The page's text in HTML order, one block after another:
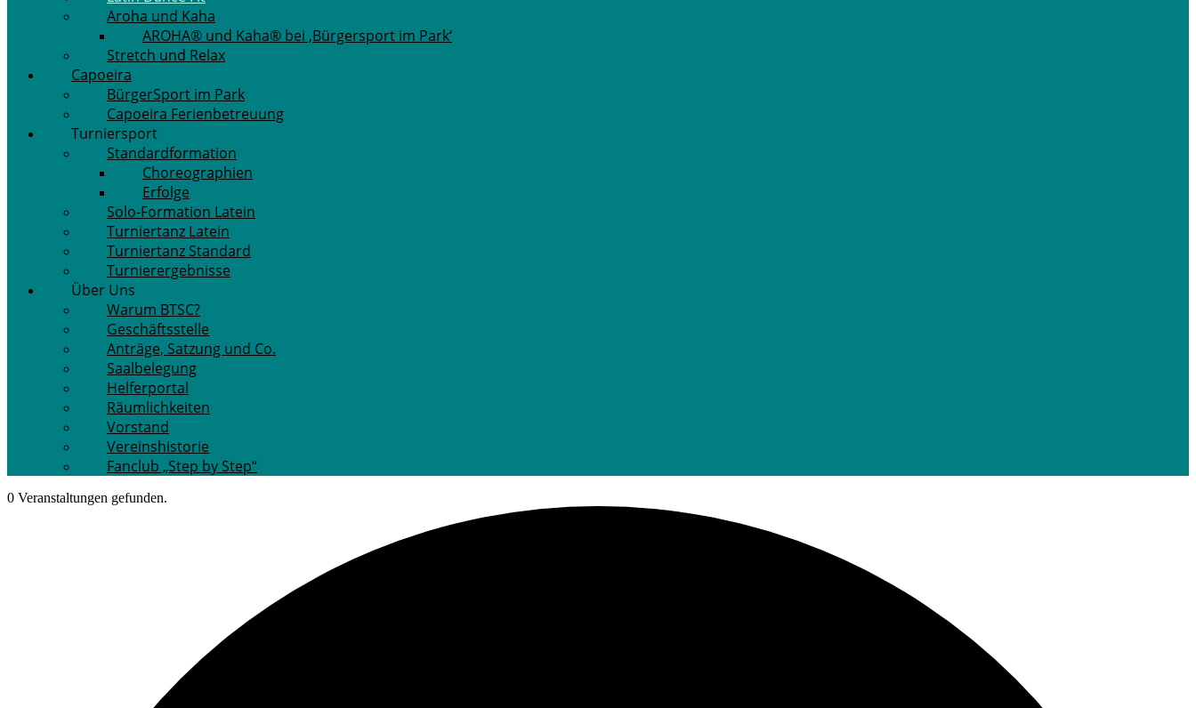
Aroha und Kaha
AROHA® und Kaha® bei ‚Bürgersport im Park‘
Stretch und Relax
Capoeira
BürgerSport im Park
Capoeira Ferienbetreuung
Turniersport
Standardformation
Choreographien
Erfolge
Solo-Formation Latein
Turniertanz Latein
Turniertanz Standard
Turnierergebnisse
Über Uns
Warum BTSC?
Geschäftsstelle
Anträge, Satzung und Co.
Saalbelegung
Helferportal
Räumlichkeiten
Vorstand
Vereinshistorie
Fanclub „Step by Step“
0 Veranstaltungen gefunden.